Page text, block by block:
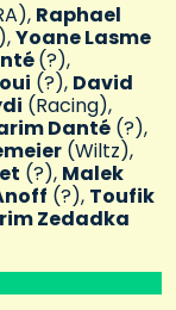
Raphael
Yoane Lasme
(?),
(?), David
(Racing),
Danté (?),
(Wiltz),
(?), Malek
(?), Toufik
Zedadka